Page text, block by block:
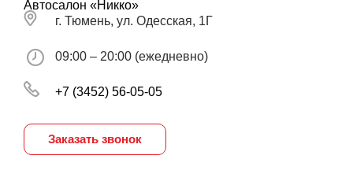
Автосалон «Никко»
г. Тюмень, ул. Одесская, 1Г
09:00 – 20:00 (ежедневно)
+7 (3452) 56-05-05
Заказать звонок